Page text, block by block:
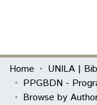
Communities &
All of DSpace
Home
Browse by